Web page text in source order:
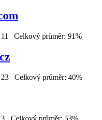
Celkový průměr: 91%
Celkový průměr: 40%
Celkový průměr: 53%